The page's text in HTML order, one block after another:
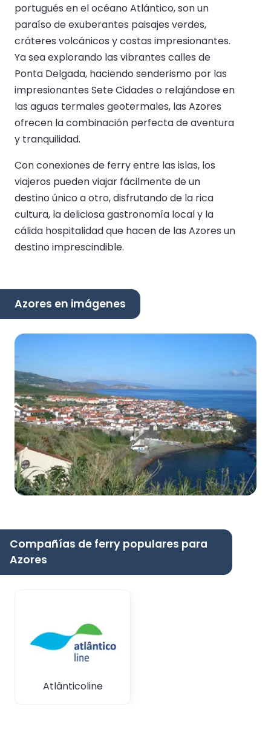
portugués en el océano Atlántico, son un
paraíso de exuberantes paisajes verdes,
cráteres volcánicos y costas impresionantes.
Ya sea explorando las vibrantes calles de
Ponta Delgada, haciendo senderismo por las
impresionantes Sete Cidades o relajándose en
las aguas termales geotermales, las Azores
ofrecen la combinación perfecta de aventura
y tranquilidad.
Con conexiones de ferry entre las islas, los
viajeros pueden viajar fácilmente de un
destino único a otro, disfrutando de la rica
cultura, la deliciosa gastronomía local y la
cálida hospitalidad que hacen de las Azores un
destino imprescindible.
Azores en imágenes
Compañías de ferry populares para
Azores
Atlânticoline